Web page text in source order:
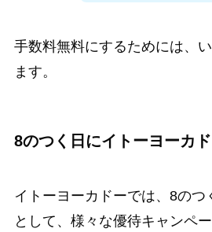
手数料無料にするためには、
ます。
8のつく日にイトーヨーカド
イトーヨーカドーでは、8のつ
として、様々な優待キャンペ